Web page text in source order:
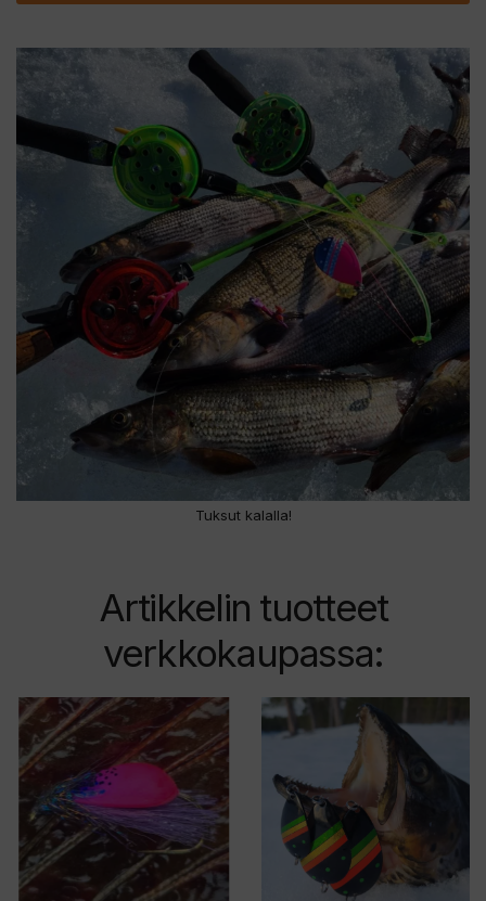
Tuksut kalalla!
Artikkelin tuotteet
verkkokaupassa:
Tällä
tuotteella
on
useampi
muunnelma.
Voit
tehdä
Tällä
tuotteella
on
useampi
muunnelma.
Voit